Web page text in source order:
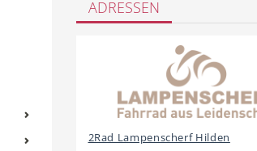
ADRESSEN
2Rad Lampenscherf Hilden